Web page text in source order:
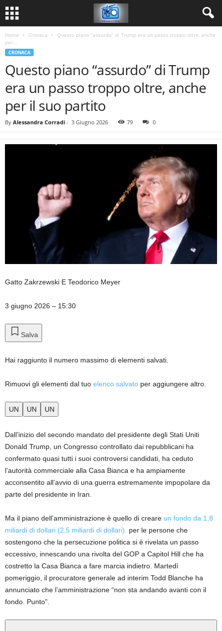
Home Cronaca
Questo piano “assurdo” di Trump era un passo troppo oltre, anche
per...
CRONACA
Questo piano “assurdo” di Trump
era un passo troppo oltre, anche
per il suo partito
By Alessandra Corradi - 3 Giugno 2026 79 0
Gatto Zakrzewski E Teodorico Meyer
3 giugno 2026 – 15:30
Salva
Hai raggiunto il numero massimo di elementi salvati.
Rimuovi gli elementi dal tuo elenco salvato per aggiungere altro.
UN UN UN
Dall’inizio del secondo mandato del presidente degli Stati Uniti
Donald Trump, un Congresso controllato dai repubblicani ha
confermato quasi tutti i suoi controversi candidati, ha ceduto
l’autorità commerciale alla Casa Bianca e ha ampiamente
acconsentito all’avvio di una guerra estremamente impopolare da
parte del presidente in Iran.
Ma il piano dell’amministrazione è quello di creare un fondo da 1,8
miliardi di dollari (2,5 miliardi di dollari).
per le persone che
sostengono che la persecuzione politica si è rivelata un passo
eccessivo, innescando una rivolta del GOP a Capitol Hill che ha
costretto la Casa Bianca a fare marcia indietro. Martedì
pomeriggio, il procuratore generale ad interim Todd Blanche ha
annunciato che l’amministrazione “non sta andando avanti con il
fondo. Punto”.